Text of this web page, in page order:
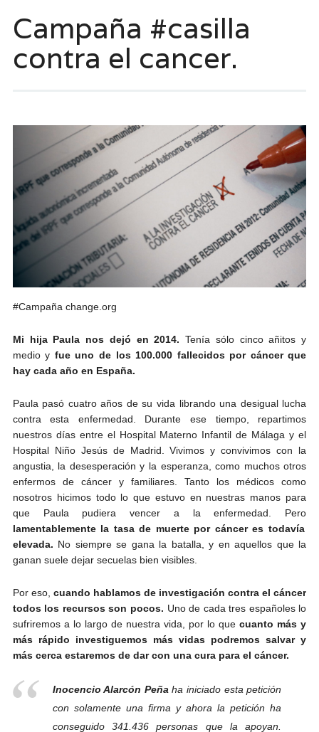
Campaña #casilla
contra el cancer.
#Campaña change.org
Mi hija Paula nos dejó en 2014. Tenía sólo cinco añitos y
medio y fue uno de los 100.000 fallecidos por cáncer que
hay cada año en España.
Paula pasó cuatro años de su vida librando una desigual lucha
contra esta enfermedad. Durante ese tiempo, repartimos
nuestros días entre el Hospital Materno Infantil de Málaga y el
Hospital Niño Jesús de Madrid. Vivimos y convivimos con la
angustia, la desesperación y la esperanza, como muchos otros
enfermos de cáncer y familiares. Tanto los médicos como
nosotros hicimos todo lo que estuvo en nuestras manos para
que Paula pudiera vencer a la enfermedad. Pero
lamentablemente la tasa de muerte por cáncer es todavía
elevada. No siempre se gana la batalla, y en aquellos que la
ganan suele dejar secuelas bien visibles.
Por eso, cuando hablamos de investigación contra el cáncer
todos los recursos son pocos. Uno de cada tres españoles lo
sufriremos a lo largo de nuestra vida, por lo quecuanto más y
más rápido investiguemos más vidas podremos salvar y
más cerca estaremos de dar con una cura para el cáncer.
Inocencio Alarcón Peñaha iniciado esta petición
con solamente una firma y ahora la petición ha
conseguido 341.436 personas que la apoyan.